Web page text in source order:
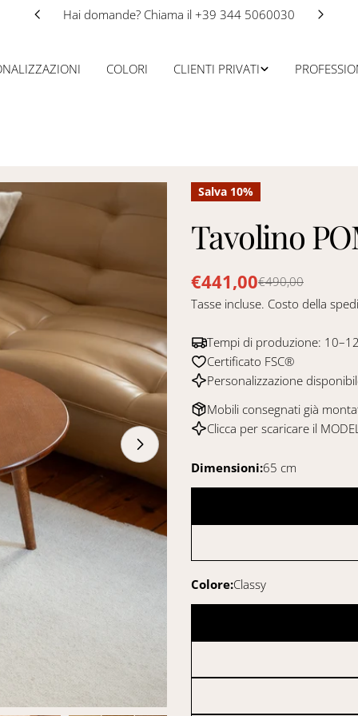
Hai domande? Chiama il +39 344 5060030
COLORI CLIENTI PRIVATI
Salva 10%
Tavolino
Prezzo
di
vendita
€441,00
Prezzo
regolare
€490,00
Tasse incluse. Costo della
Tempi di produzione:
Certificato FSC®
Personalizzazione
Mobili consegnati già
Clicca per scaricare il
Dimensioni:65 cm
Colore:Classy